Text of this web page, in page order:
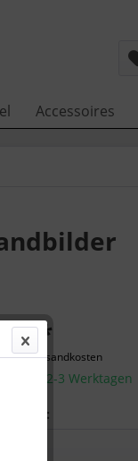
Accessoires
€ *
zzgl. Versandkosten
in 2-3 Werktagen
Maße: